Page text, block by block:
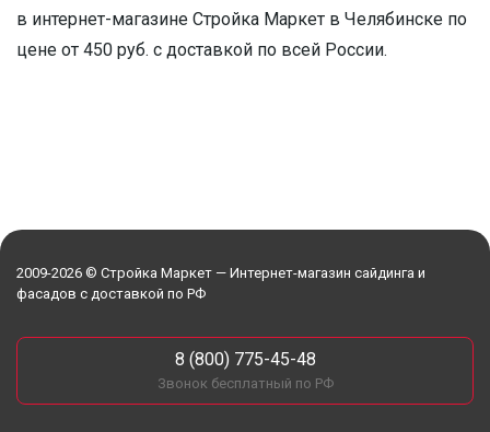
в интернет-магазине Стройка Маркет в Челябинске по
цене от 450 руб. с доставкой по всей России.
2009-2026 © Стройка Маркет — Интернет-магазин сайдинга и
фасадов с доставкой по РФ
8 (800) 775-45-48
Звонок бесплатный по РФ